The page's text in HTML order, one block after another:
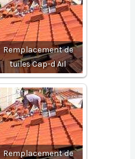
Remplacement de
tuiles Cap-d Ail
Remplacement de